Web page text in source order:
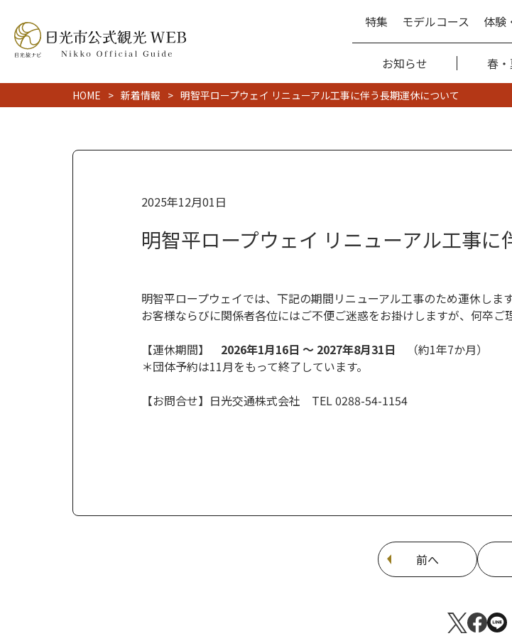
特集 モデルコース 体験
お知らせ 春
HOME 新着情報 明智平ロープウェイ リニューアル工事に伴う長期運休について
2025年12月01日
明智平ロープウェイ リニューアル工事に
明智平ロープウェイでは、下記の期間リニューアル工事のため運休します
お客様ならびに関係者各位にはご不便ご迷惑をお掛けしますが、何卒ご
【運休期間】
2026年1月16日 ～ 2027年8月31日
（約1年7か月）
＊団体予約は11月をもって終了しています。
【お問合せ】日光交通株式会社 TEL 0288-54-1154
前へ